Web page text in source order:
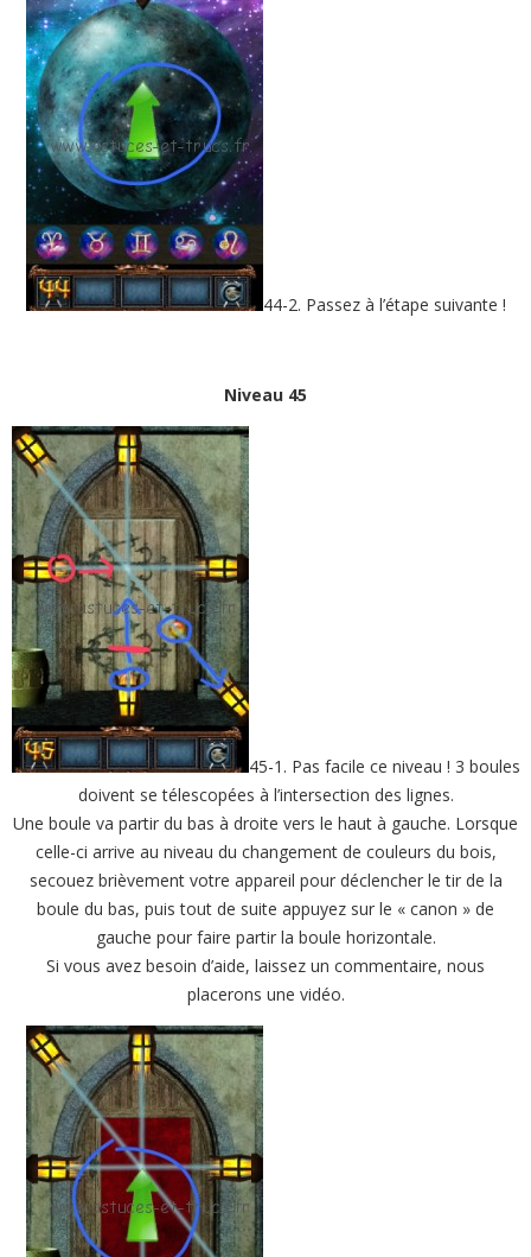
44-2. Passez à l’étape suivante !
Niveau 45
45-1. Pas facile ce niveau ! 3 boules
doivent se télescopées à l’intersection des lignes.
Une boule va partir du bas à droite vers le haut à gauche. Lorsque
celle-ci arrive au niveau du changement de couleurs du bois,
secouez brièvement votre appareil pour déclencher le tir de la
boule du bas, puis tout de suite appuyez sur le « canon » de
gauche pour faire partir la boule horizontale.
Si vous avez besoin d’aide, laissez un commentaire, nous
placerons une vidéo.